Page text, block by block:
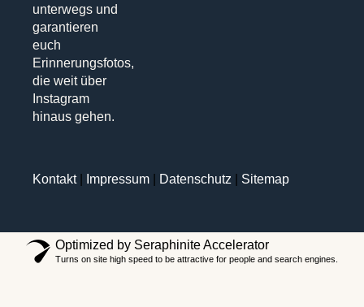
unterwegs und
garantieren
euch
Erinnerungsfotos,
die weit über
Instagram
hinaus gehen.
Kontakt| Impressum Datenschutz Sitemap
Optimized by Seraphinite Accelerator
Turns on site high speed to be attractive for people and search engines.